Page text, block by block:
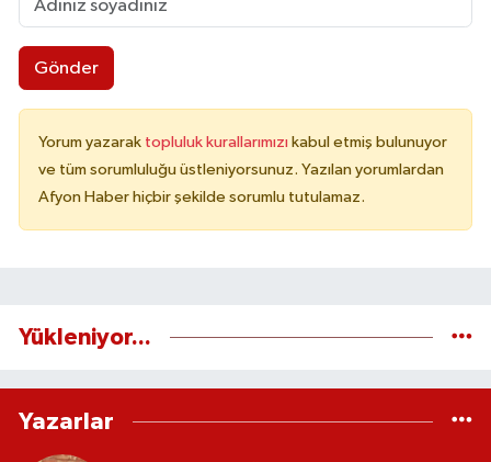
Gönder
Yorum yazarak topluluk kurallarımızı kabul etmiş bulunuyor
ve tüm sorumluluğu üstleniyorsunuz. Yazılan yorumlardan
Afyon Haber hiçbir şekilde sorumlu tutulamaz.
Yükleniyor...
Yazarlar